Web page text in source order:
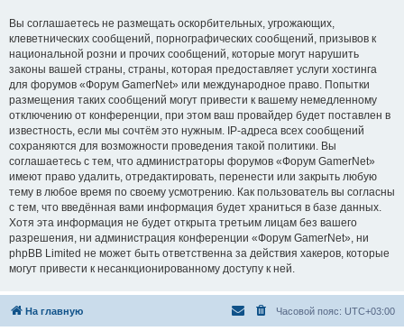
Вы соглашаетесь не размещать оскорбительных, угрожающих,
клеветнических сообщений, порнографических сообщений, призывов к
национальной розни и прочих сообщений, которые могут нарушить
законы вашей страны, страны, которая предоставляет услуги хостинга
для форумов «Форум GamerNet» или международное право. Попытки
размещения таких сообщений могут привести к вашему немедленному
отключению от конференции, при этом ваш провайдер будет поставлен в
известность, если мы сочтём это нужным. IP-адреса всех сообщений
сохраняются для возможности проведения такой политики. Вы
соглашаетесь с тем, что администраторы форумов «Форум GamerNet»
имеют право удалить, отредактировать, перенести или закрыть любую
тему в любое время по своему усмотрению. Как пользователь вы согласны
с тем, что введённая вами информация будет храниться в базе данных.
Хотя эта информация не будет открыта третьим лицам без вашего
разрешения, ни администрация конференции «Форум GamerNet», ни
phpBB Limited не может быть ответственна за действия хакеров, которые
могут привести к несанкционированному доступу к ней.
На главную Часовой пояс: UTC+03:00